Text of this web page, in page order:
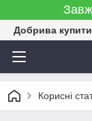
Добрива
Корисні